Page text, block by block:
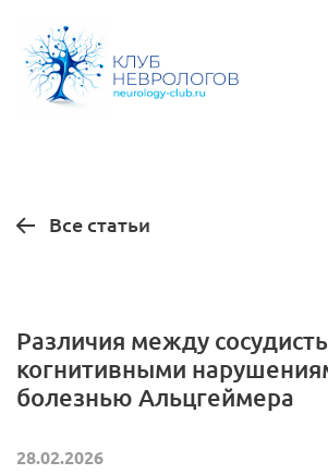
Все статьи
Различия между
когнитивными
болезнью Альцгеймера
28.02.2026